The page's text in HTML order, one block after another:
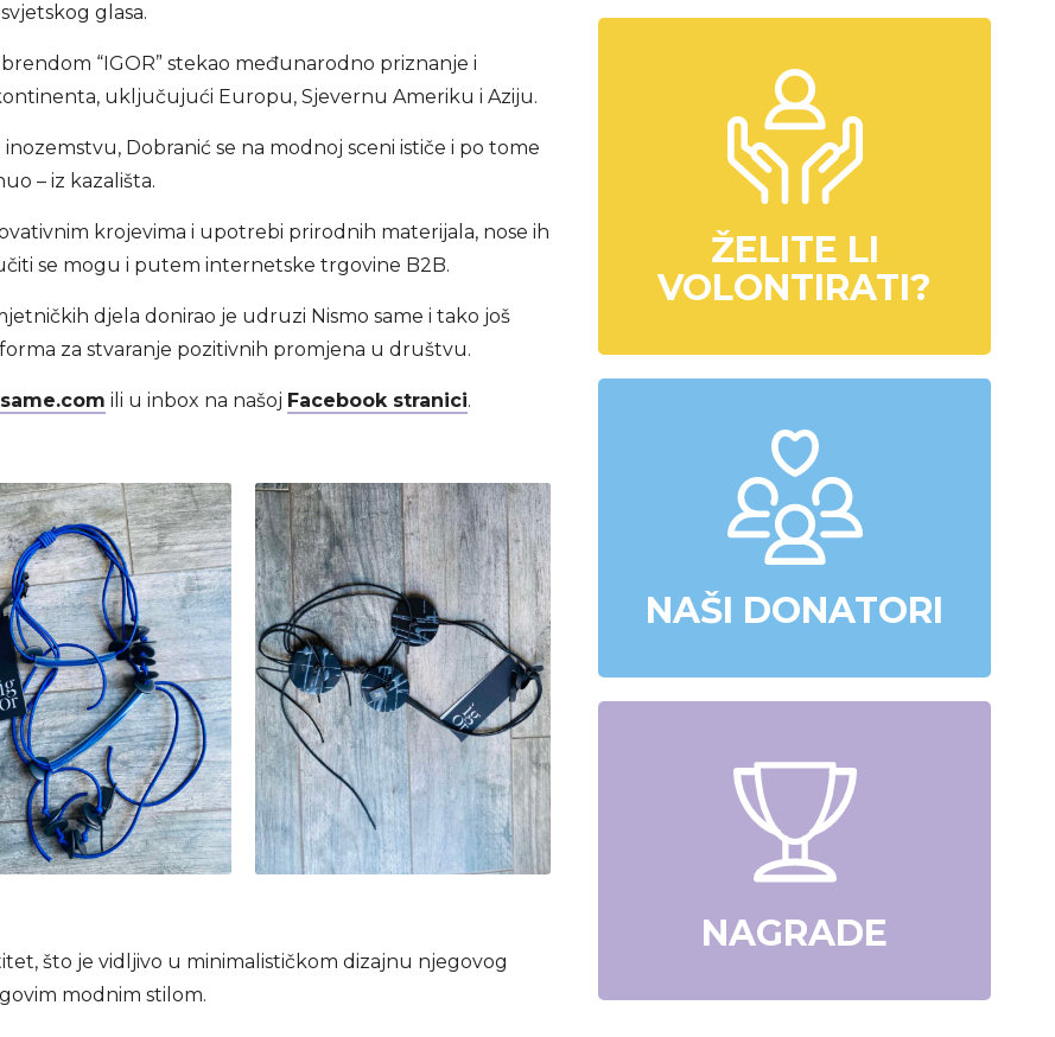
glasa.
“IGOR” stekao međunarodno priznanje i
uključujući Europu, Sjevernu Ameriku i Aziju.
Dobranić se na modnoj sceni ističe i po tome
– iz kazališta.
krojevima i upotrebi prirodnih materijala, nose ih
se mogu i putem internetske trgovine B2B.
djela donirao je udruzi Nismo same i tako još
za stvaranje pozitivnih promjena u društvu.
ili u inbox na našoj Facebook stranici.
što je vidljivo u minimalističkom dizajnu njegovog
modnim stilom.
ŽELITE LI
VOLONTIRATI?
NAŠI DONATORI
NAGRADE